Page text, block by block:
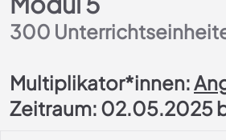
300
Multiplikator*innen:
Zeitraum: 02.05.2025